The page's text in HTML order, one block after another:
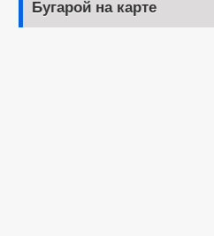
Бугарой на карте